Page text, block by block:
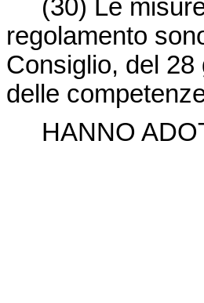
(30) Le misure
regolamento
Consiglio, del
delle
HANNO